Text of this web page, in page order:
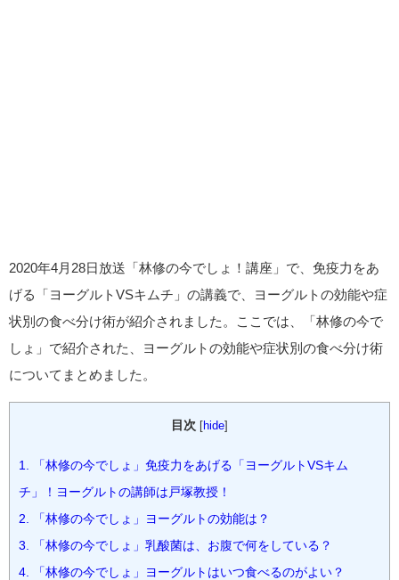
2020年4月28日放送「林修の今でしょ！講座」で、免疫力をあ
げる「ヨーグルトVSキムチ」の講義で、ヨーグルトの効能や症
状別の食べ分け術が紹介されました。ここでは、「林修の今で
しょ」で紹介された、ヨーグルトの効能や症状別の食べ分け術
についてまとめました。
目次 [hide]
1. 「林修の今でしょ」免疫力をあげる「ヨーグルトVSキム
チ」！ヨーグルトの講師は戸塚教授！
2. 「林修の今でしょ」ヨーグルトの効能は？
3. 「林修の今でしょ」乳酸菌は、お腹で何をしている？
4. 「林修の今でしょ」ヨーグルトはいつ食べるのがよい？